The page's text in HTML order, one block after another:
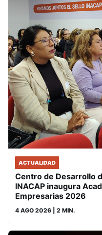
ACTUALIDAD
Centro de Desarrollo
INACAP inaugura
Empresarias 2026
4 AGO 2026 | 2 MIN.